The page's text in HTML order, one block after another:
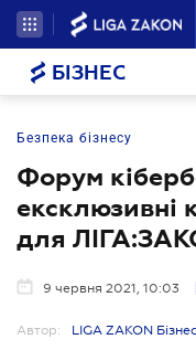
БІЗНЕС
Безпека бізнесу
Форум
ексклюзивні
для
9 червня 2021, 10:03
Автор: LIGA ZAKON Бізнес